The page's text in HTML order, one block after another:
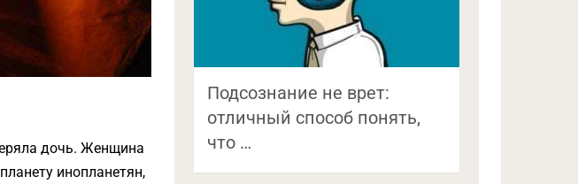
дочь. Женщина
инопланетян,
Подсознание не врет:
отличный способ понять,
что …